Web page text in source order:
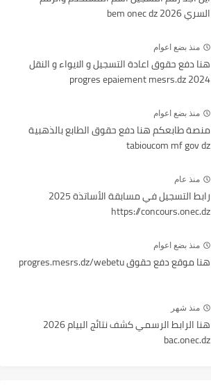
السري bem onec dz 2026
منذ بضع اعوام
هنا دفع حقوق اعادة التسجيل و الايواء و النقل
2024 progres epaiement mesrs.dz
منذ بضع اعوام
منصة طابعكم هنا دفع حقوق الطابع بالذهبية
tabioucom mf gov dz
منذ عام
رابط التسجيل في مسابقة الأساتذة 2025
https://concours.onec.dz
منذ بضع اعوام
هنا موقع دفع حقوق progres.mesrs.dz/webetu
منذ شهر
هنا الرابط الرسمي كشف نتائج البيام 2026
bac.onec.dz